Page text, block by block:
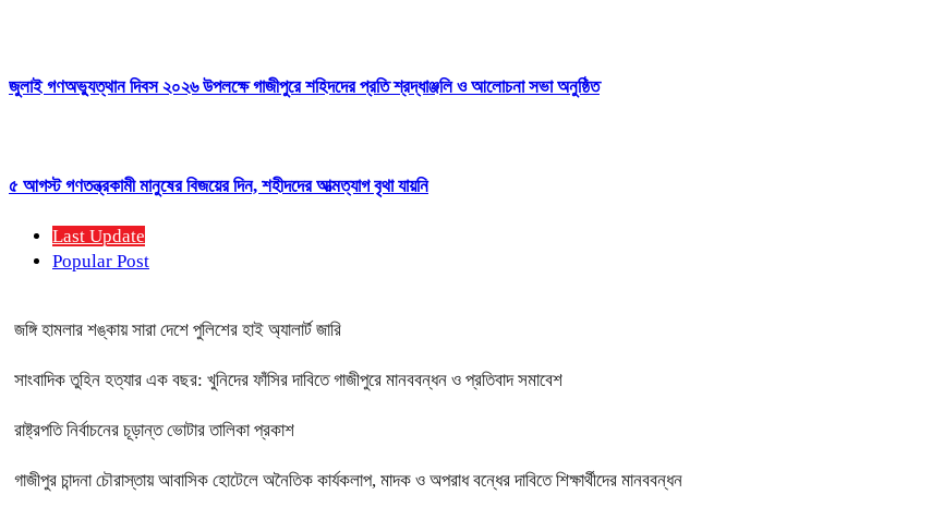
জুলাই গণঅভ্যুত্থান দিবস ২০২৬ উপলক্ষে গাজীপুরে শহিদদের প্রতি শ্রদ্ধাঞ্জলি ও আলোচনা সভা অনুষ্ঠিত
৫ আগস্ট গণতন্ত্রকামী মানুষের বিজয়ের দিন, শহীদদের আত্মত্যাগ বৃথা যায়নি
Last Update
Popular Post
জঙ্গি হামলার শঙ্কায় সারা দেশে পুলিশের হাই অ্যালার্ট জারি
সাংবাদিক তুহিন হত্যার এক বছর: খুনিদের ফাঁসির দাবিতে গাজীপুরে মানববন্ধন ও প্রতিবাদ সমাবেশ
রাষ্ট্রপতি নির্বাচনের চূড়ান্ত ভোটার তালিকা প্রকাশ
গাজীপুর চান্দনা চৌরাস্তায় আবাসিক হোটেলে অনৈতিক কার্যকলাপ, মাদক ও অপরাধ বন্ধের দাবিতে শিক্ষার্থীদের মানববন্ধন